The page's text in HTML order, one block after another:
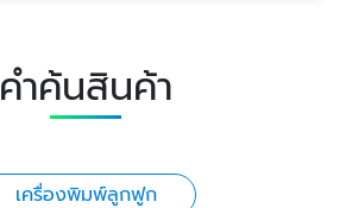
คำค้นสินค้า
เครื่องพิมพ์ลูกฟูก